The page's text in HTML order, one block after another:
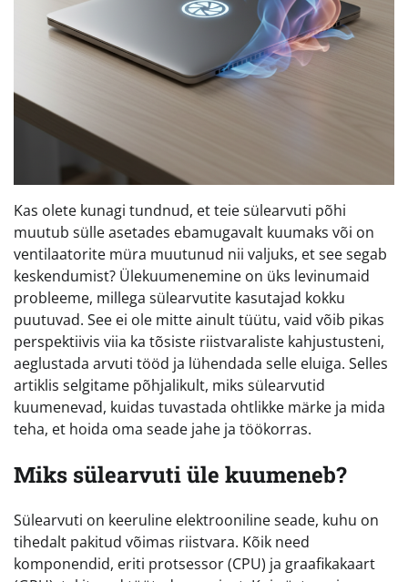
Kas olete kunagi tundnud, et teie sülearvuti põhi
muutub sülle asetades ebamugavalt kuumaks või on
ventilaatorite müra muutunud nii valjuks, et see segab
keskendumist? Ülekuumenemine on üks levinumaid
probleeme, millega sülearvutite kasutajad kokku
puutuvad. See ei ole mitte ainult tüütu, vaid võib pikas
perspektiivis viia ka tõsiste riistvaraliste kahjustusteni,
aeglustada arvuti tööd ja lühendada selle eluiga. Selles
artiklis selgitame põhjalikult, miks sülearvutid
kuumenevad, kuidas tuvastada ohtlikke märke ja mida
teha, et hoida oma seade jahe ja töökorras.
Miks sülearvuti üle kuumeneb?
Sülearvuti on keeruline elektrooniline seade, kuhu on
tihedalt pakitud võimas riistvara. Kõik need
komponendid, eriti protsessor (CPU) ja graafikakaart